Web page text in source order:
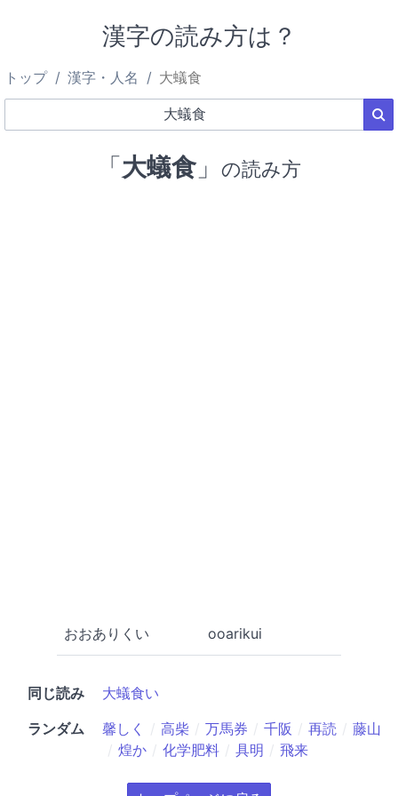
漢字の読み方は？
トップ 漢字・人名 大蟻食
「大蟻食」 の読み方
おおありくい ooarikui
同じ読み
大蟻食い
ランダム
馨しく 高柴 万馬券 千阪 再読
藤山
煌か
化学肥料 具明 飛来